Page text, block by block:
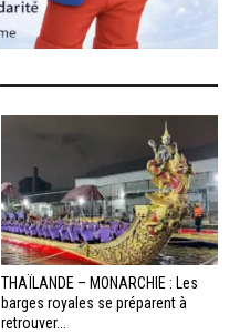
THAÏLANDE – MONARCHIE : Les
barges royales se préparent à
retrouver...